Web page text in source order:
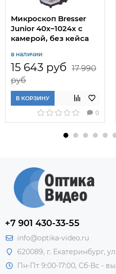
Микроскоп Bresser
Junior 40x–1024x с
камерой, без кейса
в наличии
15 643 руб 17 990
руб
В КОРЗИНУ
0
+7 901 430-33-55
info@optika-video.ru
620089, г. Екатеринбург,
Пн-Пт 9:00-17:00, Сб-Вс -